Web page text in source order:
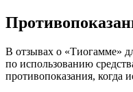
В отзывах о «Тиогамме»
по использованию
противопоказания, когда